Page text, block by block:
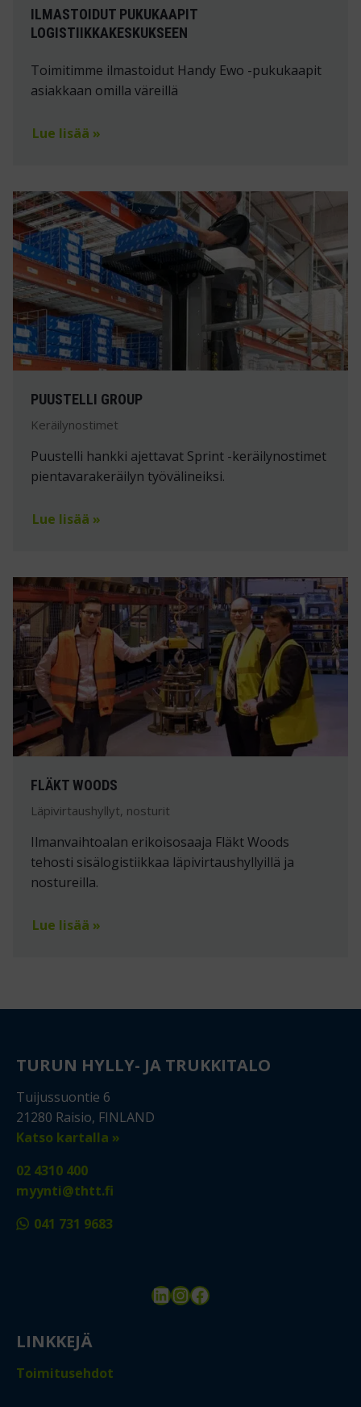
ILMASTOIDUT PUKUKAAPIT
LOGISTIIKKAKESKUKSEEN
Toimitimme ilmastoidut Handy Ewo -pukukaapit
asiakkaan omilla väreillä
Lue lisää »
PUUSTELLI GROUP
Keräilynostimet
Puustelli hankki ajettavat Sprint -keräilynostimet
pientavarakeräilyn työvälineiksi.
Lue lisää »
FLÄKT WOODS
Läpivirtaushyllyt, nosturit
Ilmanvaihtoalan erikoisosaaja Fläkt Woods
tehosti sisälogistiikkaa läpivirtaushyllyillä ja
nostureilla.
Lue lisää »
TURUN HYLLY- JA TRUKKITALO
Tuijussuontie 6
21280 Raisio, FINLAND
Katso kartalla »
02 4310 400
myynti@thtt.fi
041 731 9683
LinkedIn
Instagram
Facebook
LINKKEJÄ
Toimitusehdot